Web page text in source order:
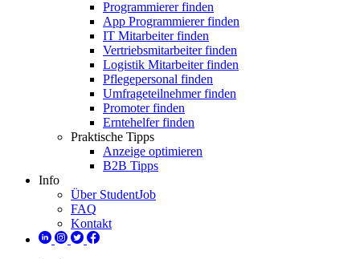
Programmierer finden
App Programmierer finden
IT Mitarbeiter finden
Vertriebsmitarbeiter finden
Logistik Mitarbeiter finden
Pflegepersonal finden
Umfrageteilnehmer finden
Promoter finden
Erntehelfer finden
Praktische Tipps
Anzeige optimieren
B2B Tipps
Info
Über StudentJob
FAQ
Kontakt